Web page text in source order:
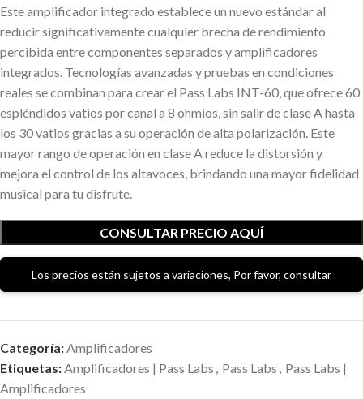
Este amplificador integrado establece un nuevo estándar al
reducir significativamente cualquier brecha de rendimiento
percibida entre componentes separados y amplificadores
integrados. Tecnologías avanzadas y pruebas en condiciones
reales se combinan para crear el Pass Labs INT-60, que ofrece 60
espléndidos vatios por canal a 8 ohmios, sin salir de clase A hasta
los 30 vatios gracias a su operación de alta polarización. Este
mayor rango de operación en clase A reduce la distorsión y
mejora el control de los altavoces, brindando una mayor fidelidad
musical para tu disfrute.
CONSULTAR PRECIO AQUÍ
Los precios están sujetos a variaciones, Por favor, consultar
Categoría:Amplificadores
Etiquetas:Amplificadores | Pass Labs , Pass Labs , Pass Labs |
Amplificadores